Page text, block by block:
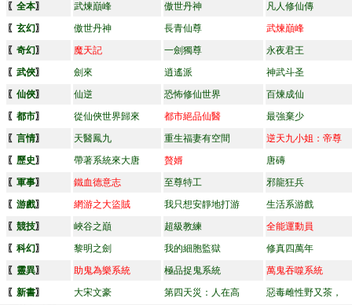
〖 全本〗 武煉巔峰 傲世丹神
凡人修仙傳
〖 玄幻〗 傲世丹神 長青仙尊
武煉巔峰
〖 奇幻〗 魔天記 一劍獨尊
永夜君王
〖 武俠〗 劍來 逍遙派
神武斗圣
〖 仙俠〗 仙逆 恐怖修仙世界
百煉成仙
〖 都市〗 從仙俠世界歸來 都市絕品仙醫
最強棄少
〖 言情〗 天醫鳳九 重生福妻有空間
逆天九小姐：帝尊
〖 歷史〗 帶著系統來大唐 贅婿
唐磚
〖 軍事〗 鐵血德意志 至尊特工
邪龍狂兵
〖 游戲〗 網游之大盜賊 我只想安靜地打游
生活系游戲
〖 競技〗 峽谷之巔 超級教練
全能運動員
〖 科幻〗 黎明之劍 我的細胞監獄
修真四萬年
〖 靈異〗 助鬼為樂系統 極品捉鬼系統
萬鬼吞噬系統
〖 新書〗 大宋文豪 第四天災：人在高
惡毒雌性野又茶，